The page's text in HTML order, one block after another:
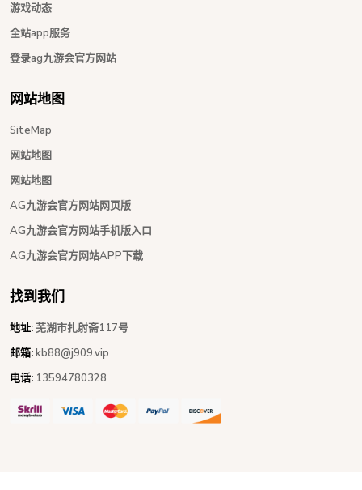
游戏动态
全站app服务
登录ag九游会官方网站
网站地图
SiteMap
网站地图
网站地图
AG九游会官方网站网页版
AG九游会官方网站手机版入口
AG九游会官方网站APP下载
找到我们
地址:芜湖市扎射斋117号
邮箱:kb88@j909.vip
电话: 13594780328